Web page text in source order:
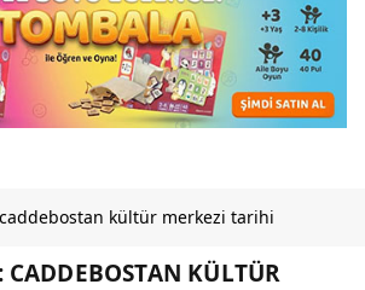
caddebostan kültür merkezi tarihi
CADDEBOSTAN KÜLTÜR